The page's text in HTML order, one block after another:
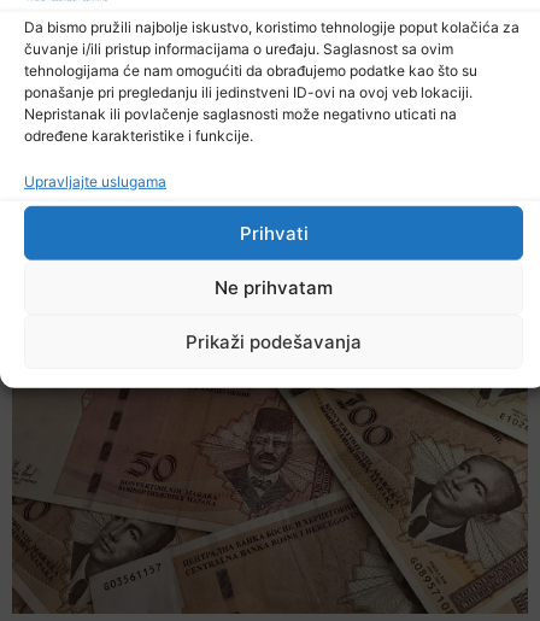
Da bismo pružili najbolje iskustvo, koristimo tehnologije poput kolačića za
čuvanje i/ili pristup informacijama o uređaju. Saglasnost sa ovim
tehnologijama će nam omogućiti da obrađujemo podatke kao što su
ponašanje pri pregledanju ili jedinstveni ID-ovi na ovoj veb lokaciji.
Nepristanak ili povlačenje saglasnosti može negativno uticati na
određene karakteristike i funkcije.
Upravljajte uslugama
Prihvati
Ne prihvatam
Prikaži podešavanja
Prethodna vijest Sljedeća vijest
Podijelite na mrežama
Ostale novosti